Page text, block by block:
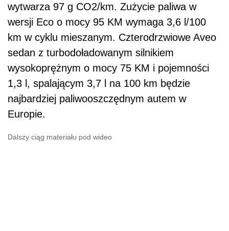
wytwarza 97 g CO2/km. Zużycie paliwa w
wersji Eco o mocy 95 KM wymaga 3,6 l/100
km w cyklu mieszanym. Czterodrzwiowe Aveo
sedan z turbodoładowanym silnikiem
wysokoprężnym o mocy 75 KM i pojemności
1,3 l, spalającym 3,7 l na 100 km będzie
najbardziej paliwooszczędnym autem w
Europie.
Dalszy ciąg materiału pod wideo